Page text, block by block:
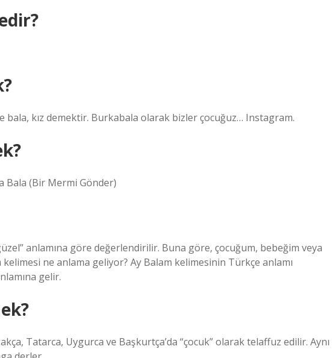
bala, kız demektir. Burkabala olarak bizler çocuğuz… Instagram.
Bala (Bir Mermi Gönder)
anlamına göre değerlendirilir. Buna göre, çocuğum, bebeğim veya
ne anlama geliyor? Ay Balam kelimesinin Türkçe anlamı
gelir.
Tatarca, Uygurca ve Başkurtça’da “çocuk” olarak telaffuz edilir. Aynı